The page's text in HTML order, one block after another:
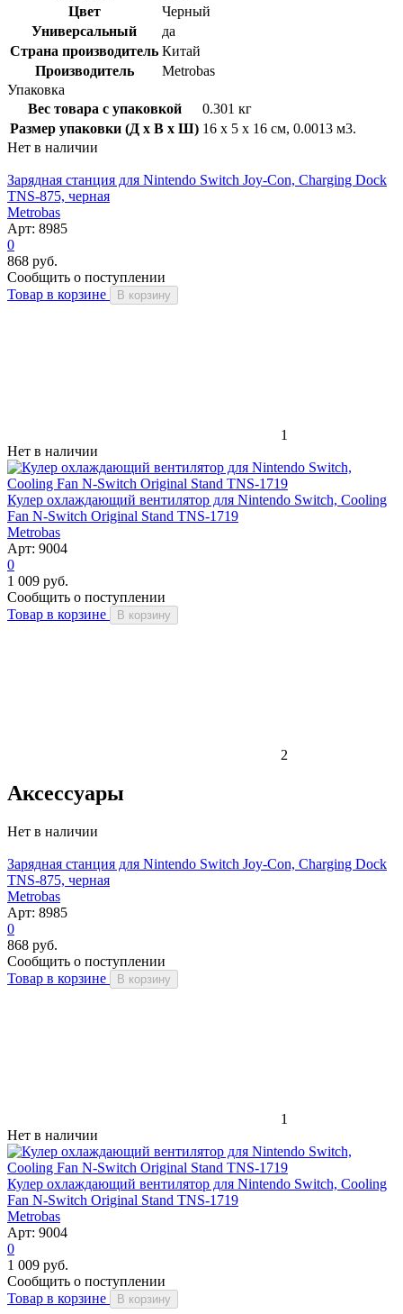
Цвет
Черный
Универсальный
да
Страна производитель Китай
Производитель
Metrobas
Упаковка
Вес товара с упаковкой
0.301 кг
Размер упаковки (Д x В x Ш) 16 x 5 x 16 см, 0.0013 м3.
Нет в наличии
Зарядная станция для Nintendo Switch Joy-Con, Charging Dock
TNS-875, черная
Metrobas
Арт: 8985
0
868 руб.
Сообщить о поступлении
Товар в корзине
В корзину
1
Нет в наличии
Кулер охлаждающий вентилятор для Nintendo Switch, Cooling
Fan N-Switch Original Stand TNS-1719
Metrobas
Арт: 9004
0
1 009 руб.
Сообщить о поступлении
Товар в корзине
В корзину
2
Аксессуары
Нет в наличии
Зарядная станция для Nintendo Switch Joy-Con, Charging Dock
TNS-875, черная
Metrobas
Арт: 8985
0
868 руб.
Сообщить о поступлении
Товар в корзине
В корзину
1
Нет в наличии
Кулер охлаждающий вентилятор для Nintendo Switch, Cooling
Fan N-Switch Original Stand TNS-1719
Metrobas
Арт: 9004
0
1 009 руб.
Сообщить о поступлении
Товар в корзине
В корзину